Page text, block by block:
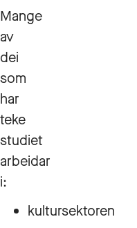
Mange
av
dei
som
har
teke
studiet
arbeidar
i:
kultursektoren